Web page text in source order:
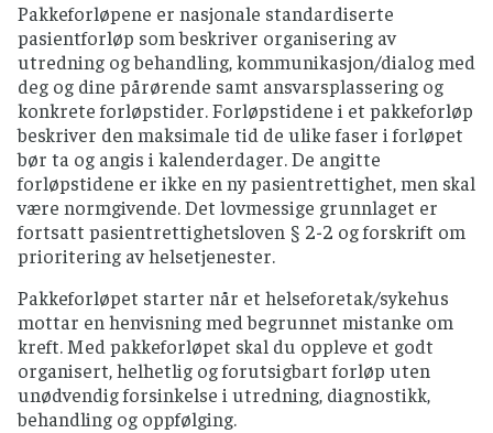
Pakkeforløpene er nasjonale standardiserte
pasientforløp som beskriver organisering av
utredning og behandling, kommunikasjon/dialog med
deg og dine pårørende samt ansvarsplassering og
konkrete forløpstider. Forløpstidene i et pakkeforløp
beskriver den maksimale tid de ulike faser i forløpet
bør ta og angis i kalenderdager. De angitte
forløpstidene er ikke en ny pasientrettighet, men skal
være normgivende. Det lovmessige grunnlaget er
fortsatt pasientrettighetsloven § 2-2 og forskrift om
prioritering av helsetjenester.
Pakkeforløpet starter når et helseforetak/sykehus
mottar en henvisning med begrunnet mistanke om
kreft. Med pakkeforløpet skal du oppleve et godt
organisert, helhetlig og forutsigbart forløp uten
unødvendig forsinkelse i utredning, diagnostikk,
behandling og oppfølging.